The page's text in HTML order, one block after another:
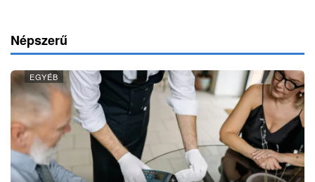
Népszerű
EGYÉB